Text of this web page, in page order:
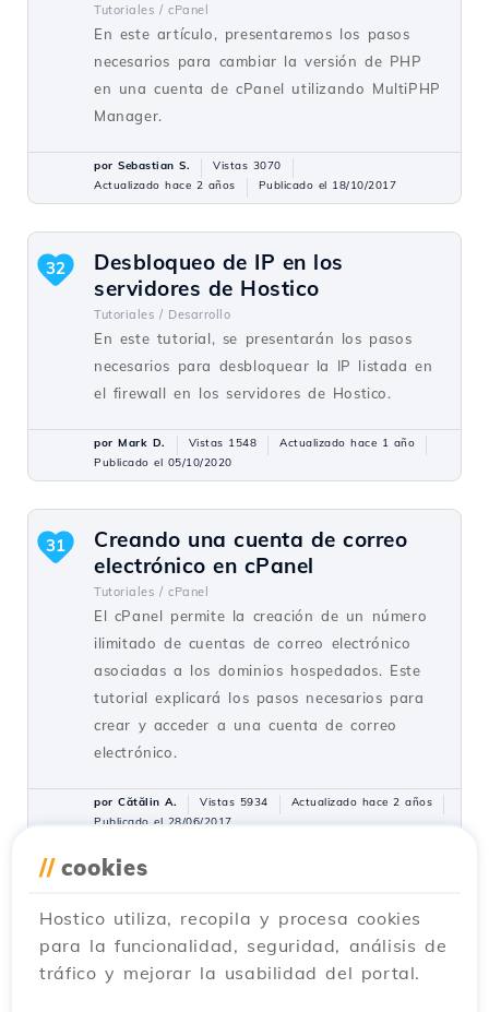
Tutoriales / cPanel
En este artículo, presentaremos los pasos
necesarios para cambiar la versión de PHP
en una cuenta de cPanel utilizando MultiPHP
Manager.
por Sebastian S.
Vistas 3070
Actualizado hace 2 años
Publicado el 18/10/2017
Desbloqueo de IP en los
servidores de Hostico
Tutoriales / Desarrollo
En este tutorial, se presentarán los pasos
necesarios para desbloquear la IP listada en
el firewall en los servidores de Hostico.
32
por Mark D. Vistas 1548
Actualizado hace 1 año
Publicado el 05/10/2020
Creando una cuenta de correo
electrónico en cPanel
Tutoriales / cPanel
El cPanel permite la creación de un número
ilimitado de cuentas de correo electrónico
asociadas a los dominios hospedados. Este
tutorial explicará los pasos necesarios para
crear y acceder a una cuenta de correo
electrónico.
31
por Cătălin A. Vistas 5934
Actualizado hace 2 años
Publicado el 28/06/2017
(Subcontacto)
Tutoriales / Comercial
Añada un contacto secundario en la cuenta
// cookies
Hostico utiliza, recopila y procesa cookies
para la funcionalidad, seguridad, análisis de
tráfico y mejorar la usabilidad del portal.